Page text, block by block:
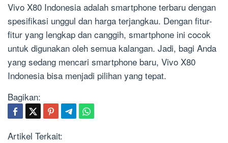
Vivo X80 Indonesia adalah smartphone terbaru dengan
spesifikasi unggul dan harga terjangkau. Dengan fitur-
fitur yang lengkap dan canggih, smartphone ini cocok
untuk digunakan oleh semua kalangan. Jadi, bagi Anda
yang sedang mencari smartphone baru, Vivo X80
Indonesia bisa menjadi pilihan yang tepat.
Bagikan:
Artikel Terkait: